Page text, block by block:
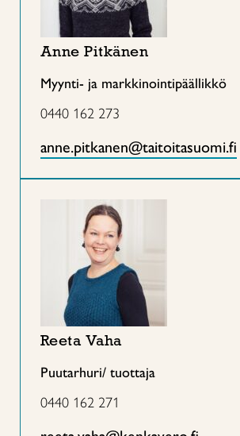
Anne Pitkänen
Myynti- ja markkinointipäällikkö
0440 162 273
anne.pitkanen@taitoitasuomi.fi
Reeta Vaha
Puutarhuri/ tuottaja
0440 162 271